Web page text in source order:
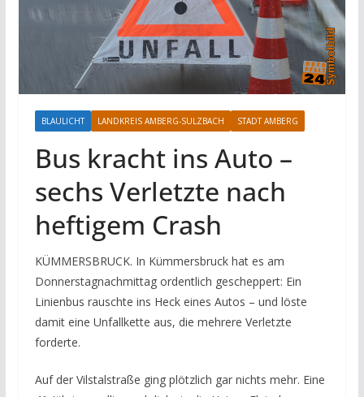
BLAULICHT LANDKREIS AMBERG-SULZBACH STADT AMBERG
Bus kracht ins Auto –
sechs Verletzte nach
heftigem Crash
KÜMMERSBRUCK. In Kümmersbruck hat es am
Donnerstagnachmittag ordentlich gescheppert: Ein
Linienbus rauschte ins Heck eines Autos – und löste
damit eine Unfallkette aus, die mehrere Verletzte
forderte.
Auf der Vilstalstraße ging plötzlich gar nichts mehr. Eine